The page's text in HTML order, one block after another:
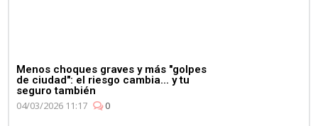
consecutiva
Menos choques graves y más "golpes
de ciudad": el riesgo cambia... y tu
seguro también
04/03/2026 11:17
0